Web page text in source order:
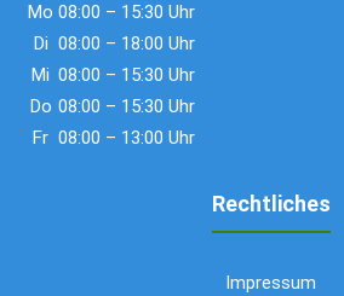
Mo 08:00 – 15:30 Uhr
Di 08:00 – 18:00 Uhr
Mi 08:00 – 15:30 Uhr
Do 08:00 – 15:30 Uhr
Fr 08:00 – 13:00 Uhr
Rechtliches
Impressum